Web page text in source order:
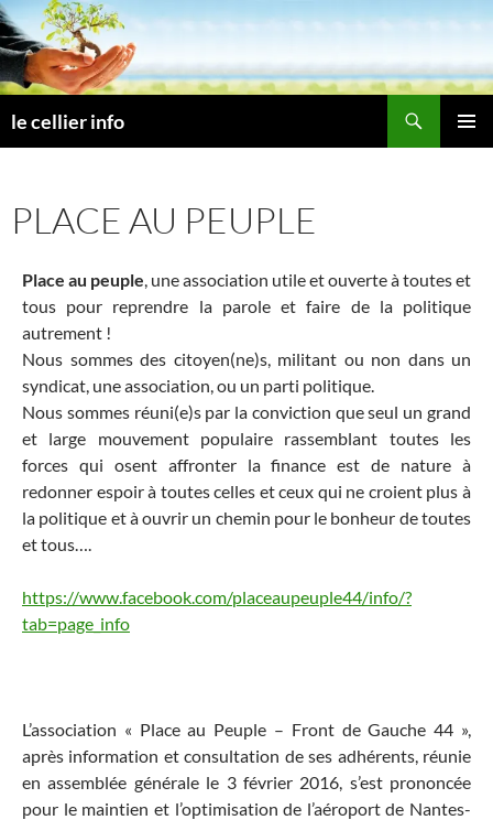
Aller
au
contenu
le cellier info
PLACE AU PEUPLE
Place au peuple , une association utile et ouverte à toutes et
tous pour reprendre la parole et faire de la politique
autrement !
Nous sommes des citoyen(ne)s, militant ou non dans un
syndicat, une association, ou un parti politique.
Nous sommes réuni(e)s par la conviction que seul un grand
et large mouvement populaire rassemblant toutes les
forces qui osent affronter la finance est de nature à
redonner espoir à toutes celles et ceux qui ne croient plus à
la politique et à ouvrir un chemin pour le bonheur de toutes
et tous….
https://www.facebook.com/placeaupeuple44/info/?
tab=page_info
L’association « Place au Peuple – Front de Gauche 44 »,
après information et consultation de ses adhérents, réunie
en assemblée générale le 3 février 2016, s’est prononcée
pour le maintien et l’optimisation de l’aéroport de Nantes-